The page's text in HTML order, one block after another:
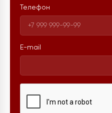
Телефон
E-mail